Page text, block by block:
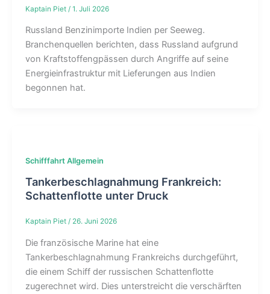
Kaptain Piet / 1. Juli 2026
Russland Benzinimporte Indien per Seeweg.
Branchenquellen berichten, dass Russland aufgrund
von Kraftstoffengpässen durch Angriffe auf seine
Energieinfrastruktur mit Lieferungen aus Indien
begonnen hat.
Schifffahrt Allgemein
Tankerbeschlagnahmung Frankreich:
Schattenflotte unter Druck
Kaptain Piet / 26. Juni 2026
Die französische Marine hat eine
Tankerbeschlagnahmung Frankreichs durchgeführt,
die einem Schiff der russischen Schattenflotte
zugerechnet wird. Dies unterstreicht die verschärften